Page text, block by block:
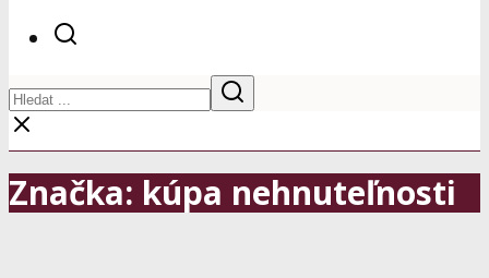
Značka: kúpa nehnuteľnosti